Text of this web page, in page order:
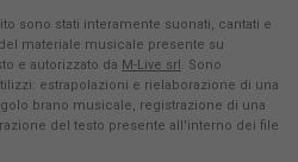
sono stati interamente suonati, cantati e
materiale musicale presente su
e autorizzato da M-Live srl. Sono
estrapolazioni e rielaborazione di una
brano musicale, registrazione di una
del testo presente all'interno dei file